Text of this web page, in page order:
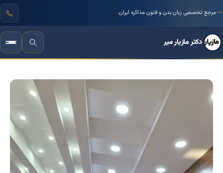
بیش از ۳۰ سال تجربه علمی و میدانی مستند
دکتر مازیار میر